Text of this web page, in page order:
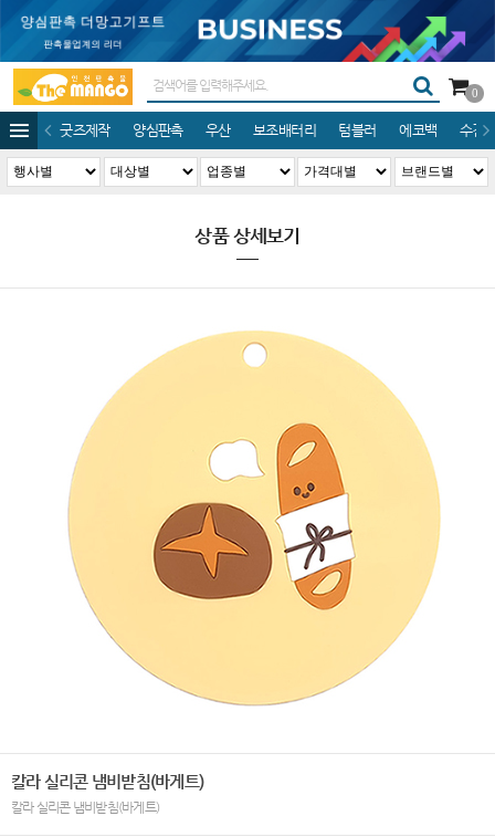
0
굿즈제작 양심판촉 우산 보조배터리 텀블러 에코백 수건/
상품 상세보기
칼라 실리콘 냄비받침(바게트)
칼라 실리콘 냄비받침(바게트)